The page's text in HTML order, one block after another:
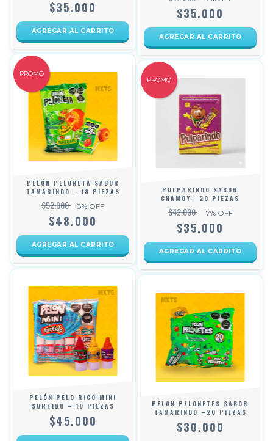
$35.000 $35.000
PROMO
PELÓN PELONETA SABOR
TAMARINDO – 18 PIEZAS
$52.000 8% OFF
$48.000
PROMO
PULPARINDO SABOR
CHAMOY– 20 PIEZAS
$42.000 17% OFF
$35.000
PELÓN PELO RICO MINI
SURTIDO – 18 PIEZAS
$45.000
PELON PELONETES SABOR
TAMARINDO –20 PIEZAS
$30.000